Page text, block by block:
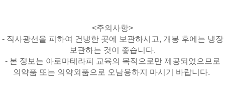
<주의사항>
- 직사광선을 피하여 건냉한 곳에 보관하시고, 개봉 후에는 냉장
보관하는 것이 좋습니다.
- 본 정보는 아로마테라피 교육의 목적으로만 제공되었으므로
의약품 또는 의약외품으로 오남용하지 마시기 바랍니다.